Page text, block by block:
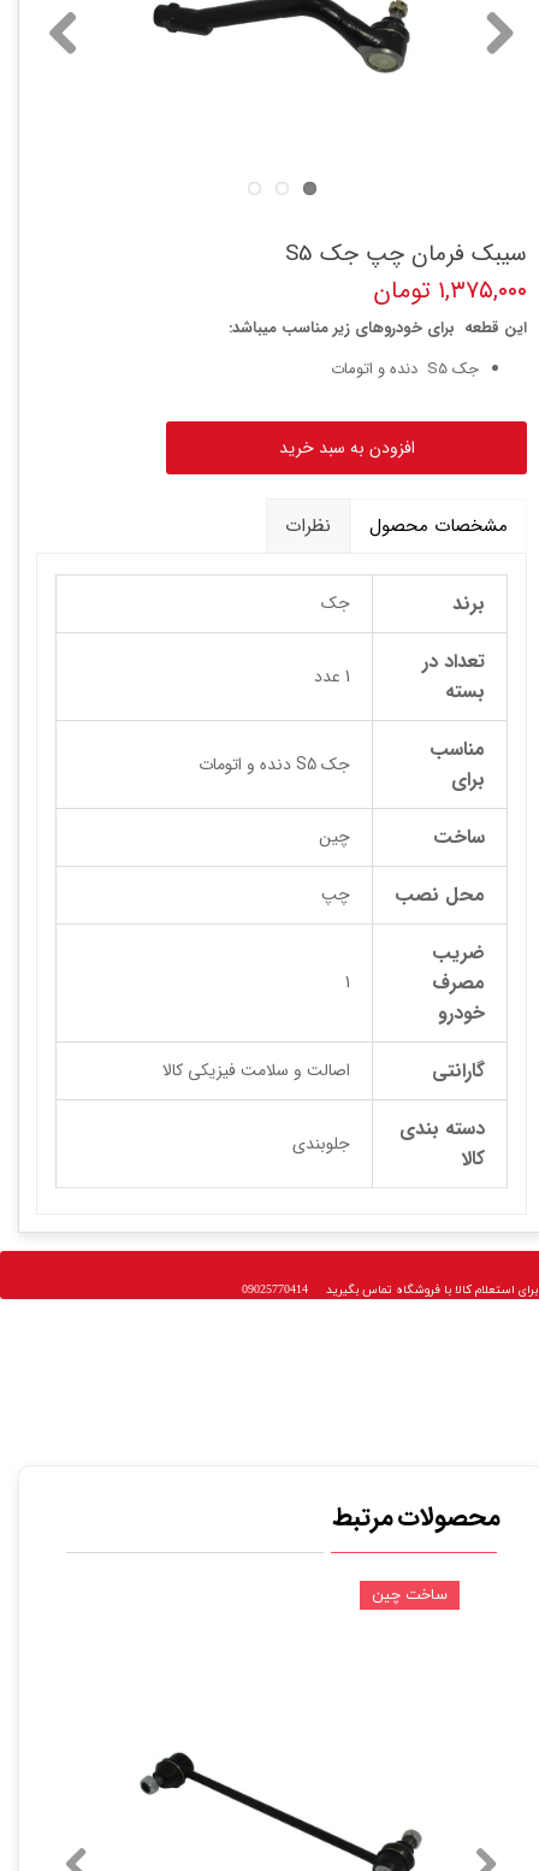
سیبک فرمان چپ جک S5
۱,۳۷۵,۰۰۰ تومان
این قطعه برای خودروهای زیر مناسب میباشد:
جک S5 دنده و اتومات
افزودن به سبد خرید
مشخصات محصول نظرات
برند جک
تعداد در
بسته
1 عدد
مناسب
برای
جک S5 دنده و اتومات
ساخت چین
محل نصب چپ
ضریب
مصرف
خودرو
1
گارانتی اصالت و سلامت فیزیکی کالا
دسته بندی
کالا
جلوبندی
استعلام کالا با فروشگاه تماس بگیرید 09025770414
محصولات مرتبط
ساخت چین